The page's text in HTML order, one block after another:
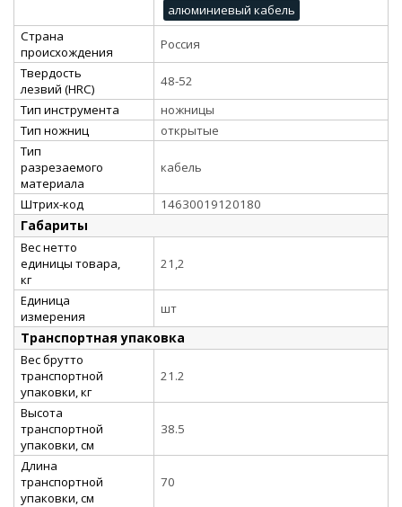
алюминиевый кабель
Страна
происхождения
Россия
Твердость
лезвий (HRC)
48-52
Тип инструмента
ножницы
Тип ножниц
открытые
Тип
разрезаемого
материала
кабель
Штрих-код 14630019120180
Габариты
Вес нетто
единицы товара,
кг
21,2
Единица
измерения
шт
Транспортная упаковка
Вес брутто
транспортной
упаковки, кг
21.2
Высота
транспортной
упаковки, см
38.5
Длина
транспортной
упаковки, см
70